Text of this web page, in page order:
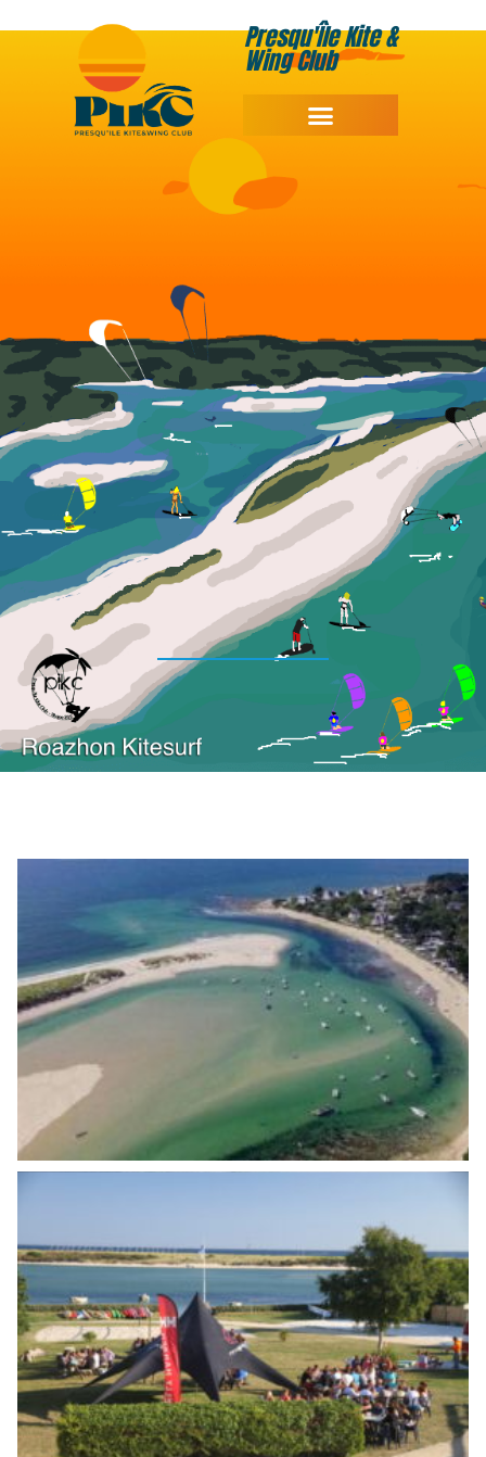
Presqu'Île Kite &
Wing Club